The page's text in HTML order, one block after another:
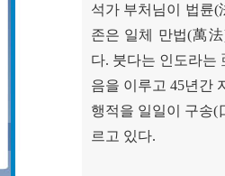
석가 부처님이 법륜(
존은 일체 만법(萬法
다. 붓다는 인도라는
음을 이루고45년간
행적을 일일이 구송(
르고 있다.